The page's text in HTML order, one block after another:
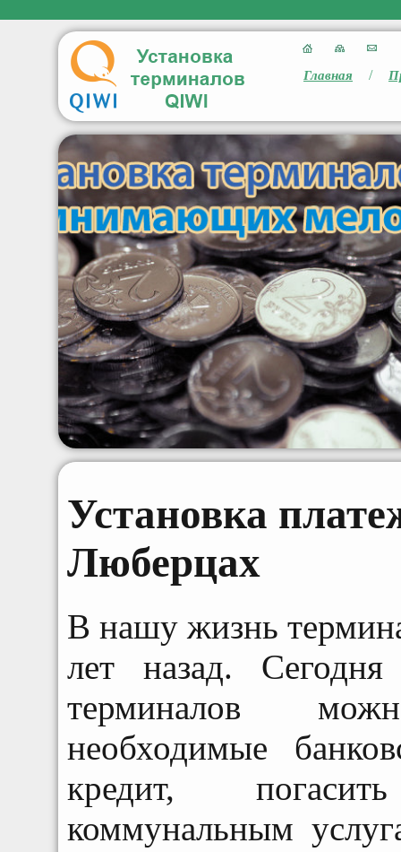
Главная /
Установка
Люберцах
В нашу жизнь
лет назад.
терминалов
необходимые
кредит,
коммунальным